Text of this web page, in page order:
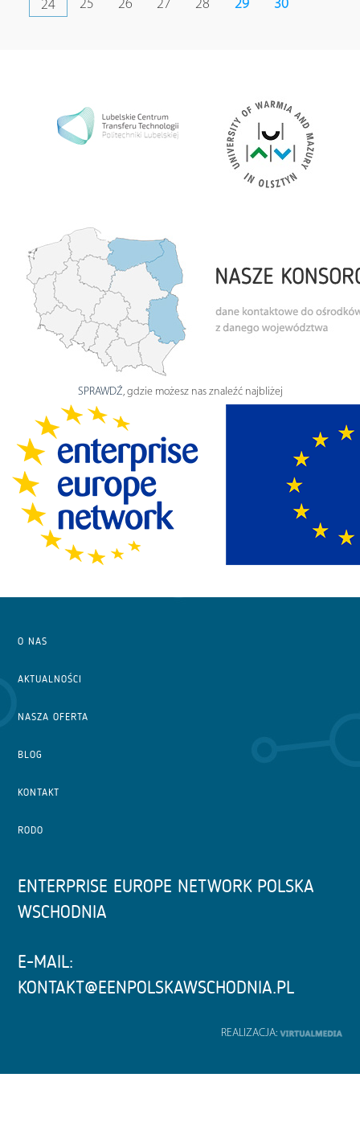
24 25 26 27 28 29 30
SPRAWDŹ, gdzie możesz nas znaleźć najbliżej
O NAS
AKTUALNOŚCI
NASZA OFERTA
BLOG
KONTAKT
RODO
ENTERPRISE EUROPE NETWORK POLSKA
WSCHODNIA
E-MAIL:
KONTAKT@EENPOLSKAWSCHODNIA.PL
REALIZACJA: